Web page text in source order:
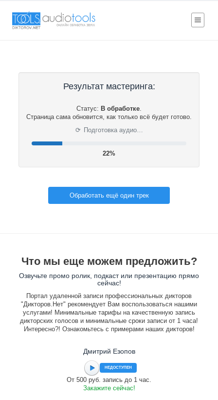
Результат мастеринга:
Статус: В обработке.
Страница сама обновится, как только всё будет готово.
⟳ Подготовка аудио…
22%
Обработать ещё один трек
Что мы еще можем предложить?
Озвучьте промо ролик, подкаст или презентацию прямо
сейчас!
Портал удаленной записи профессиональных дикторов
"Дикторов.Нет" рекомендует Вам воспользоваться нашими
услугами! Минимальные тарифы на качественную запись
дикторских голосов и минимальные сроки записи от 1 часа!
Интересно?! Ознакомьтесь с примерами наших дикторов!
Дмитрий Езопов
НЕДОСТУПЕН
От 500 руб. запись до 1 час.
Закажите сейчас!